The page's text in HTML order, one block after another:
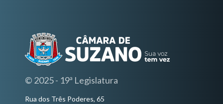
© 2025 - 19ª Legislatura
Rua dos Três Poderes, 65